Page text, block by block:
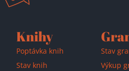
Knihy
Poptávka knih
Stav knih
Stav
Výkup